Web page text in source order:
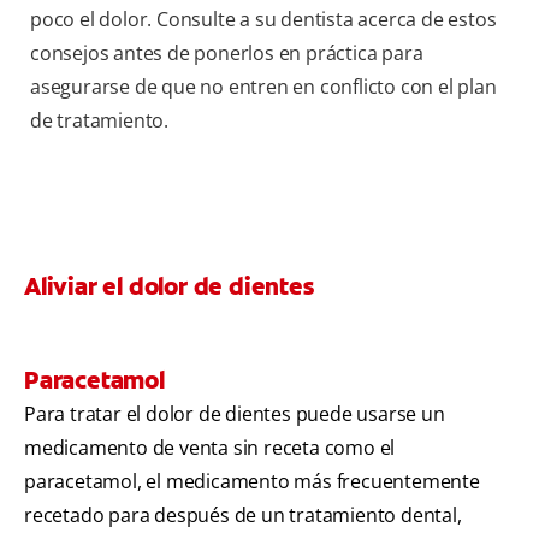
poco el dolor. Consulte a su dentista acerca de estos
consejos antes de ponerlos en práctica para
asegurarse de que no entren en conflicto con el plan
de tratamiento.
Aliviar el dolor de dientes
Paracetamol
Para tratar el dolor de dientes puede usarse un
medicamento de venta sin receta como el
paracetamol, el medicamento más frecuentemente
recetado para después de un tratamiento dental,